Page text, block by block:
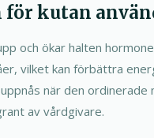
för kutan
och ökar halten
vilket kan förbättra
när den ordinerade
av vårdgivare.